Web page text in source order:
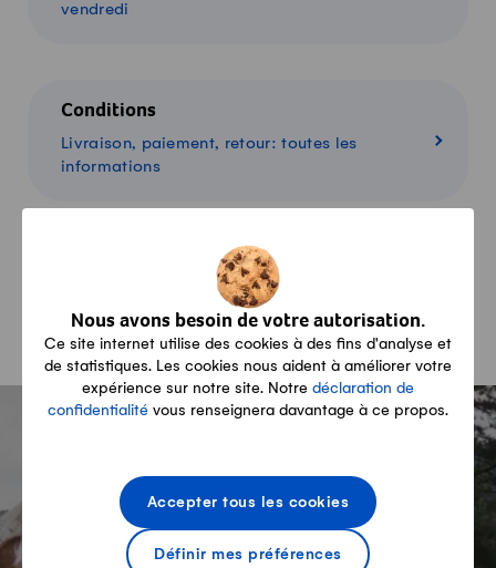
Nous avons besoin de votre autorisation.
Ce site internet utilise des cookies à des fins d'analyse et
de statistiques. Les cookies nous aident à améliorer votre
expérience sur notre site. Notre déclaration de
confidentialité vous renseignera davantage à ce propos.
Définir mes préférences
Accepter tous les cookies
vendredi
Conditions
Livraison, paiement, retour: toutes les
informations
Aperçu de mes produits
Newsletter producteurs
Recevez gratuitement